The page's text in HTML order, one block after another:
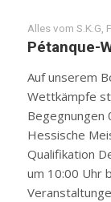
Alles vom S.K.G
Pétanque-
Auf unserem
Wettkämpfe
Begegnungen
Hessische
Qualifikation
um 10:00 Uhr